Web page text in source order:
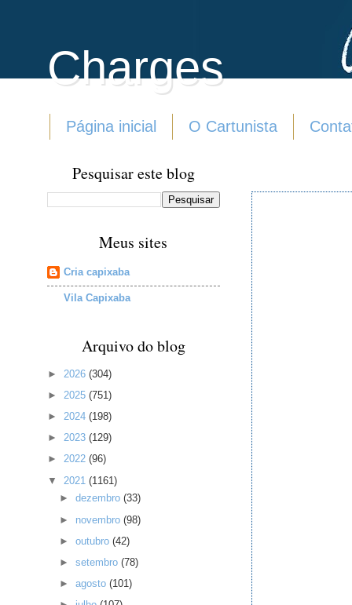
Charges
Página inicial O Cartunista
Pesquisar este blog
Meus sites
Cria capixaba
Vila Capixaba
Arquivo do blog
► 2026 (304)
► 2025 (751)
► 2024 (198)
► 2023 (129)
► 2022 (96)
▼ 2021 (1161)
►dezembro(33)
► novembro(98)
►outubro(42)
►setembro(78)
►agosto(101)